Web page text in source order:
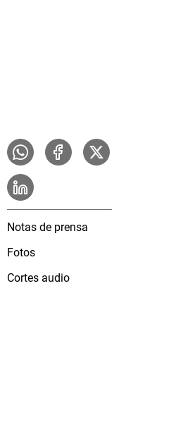
Notas de prensa
Fotos
Cortes audio